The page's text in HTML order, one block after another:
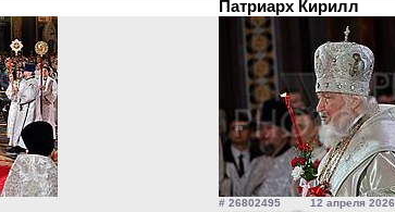
Патриарх Кирилл
# 26802495 12 апреля 2026